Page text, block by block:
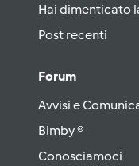
Hai dimenticato
Post recenti
Forum
Avvisi e
Bimby ®
Conosciamoci